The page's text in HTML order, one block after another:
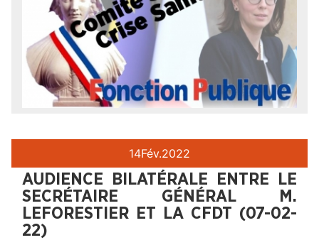
14Fév.2022
AUDIENCE BILATÉRALE ENTRE LE
SECRÉTAIRE GÉNÉRAL M.
LEFORESTIER ET LA CFDT (07-02-
22)